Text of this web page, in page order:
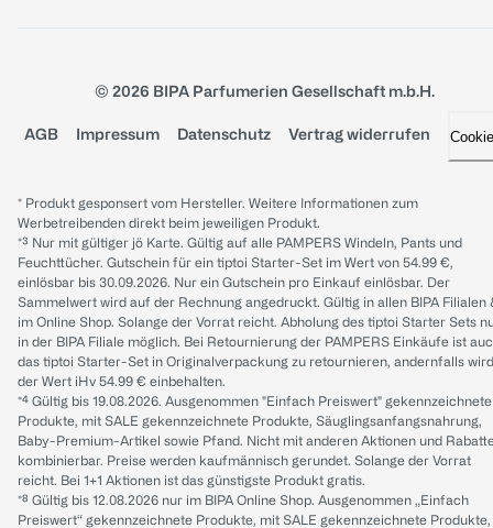
© 2026 BIPA Parfumerien Gesellschaft m.b.H.
AGB Impressum Datenschutz Vertrag widerrufen
* Produkt gesponsert vom Hersteller. Weitere Informationen zum
Werbetreibenden direkt beim jeweiligen Produkt.
*³ Nur mit gültiger jö Karte. Gültig auf alle PAMPERS Windeln, Pants und
Feuchttücher. Gutschein für ein tiptoi Starter-Set im Wert von 54.99 €,
einlösbar bis 30.09.2026. Nur ein Gutschein pro Einkauf einlösbar. Der
Sammelwert wird auf der Rechnung angedruckt. Gültig in allen BIPA Filialen
im Online Shop. Solange der Vorrat reicht. Abholung des tiptoi Starter Sets
in der BIPA Filiale möglich. Bei Retournierung der PAMPERS Einkäufe ist
das tiptoi Starter-Set in Originalverpackung zu retournieren, andernfalls wird
der Wert iHv 54.99 € einbehalten.
*⁴ Gültig bis 19.08.2026. Ausgenommen "Einfach Preiswert" gekennzeichnete
Produkte, mit SALE gekennzeichnete Produkte, Säuglingsanfangsnahrung,
Baby-Premium-Artikel sowie Pfand. Nicht mit anderen Aktionen und
kombinierbar. Preise werden kaufmännisch gerundet. Solange der Vorrat
reicht. Bei 1+1 Aktionen ist das günstigste Produkt gratis.
*⁸ Gültig bis 12.08.2026 nur im BIPA Online Shop. Ausgenommen „Einfach
Preiswert“ gekennzeichnete Produkte, mit SALE gekennzeichnete Produkte,